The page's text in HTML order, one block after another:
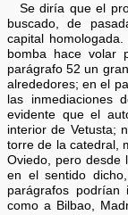
Se diría que el
buscado, de
capital
bomba hace volar
parágrafo 52 un
alrededores; en el
las inmediaciones
evidente que el
interior de Vetusta;
torre de la catedral,
Oviedo, pero desde
en el sentido
parágrafos podrían
como a Bilbao,